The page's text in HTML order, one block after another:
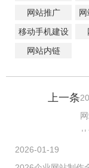
网站推广
网
移动手机建设
网站内链
上一条
2026-01-19